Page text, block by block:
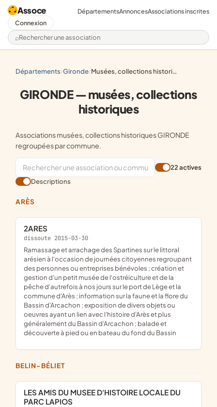
Assoce
Rechercher une association
DépartementsAnnoncesAssociations inscrites
Connexion
départements/ gironde/ musées, collections historiques
GIRONDE — musées, collections
historiques
Associations musées, collections historiques GIRONDE
regroupées par commune.
22 actives
Descriptions
ARÈS
2ARES
dissoute 2015-03-30
ramassage et arrachage des Spartines sur le littoral
arésien à l'occasion de journées citoyennes regroupant
des personnes ou entreprises bénévoles ; création et
gestion d'un petit musée de l'ostréiculture et de la
pêche d'autrefois à nos jours sur le port de Lège et la
commune d'Arès ; information sur la faune et la flore du
Bassin d'Arcachon ; exposition de divers objets ou
oeuvres ayant un lien avec l'histoire d'Arès et plus
généralement du Bassin d'Arcachon ; balade et
découverte à pied ou en bateau du fond du Bassin
BELIN-BÉLIET
LES AMIS DU MUSEE D'HISTOIRE LOCALE DU
PARC LAPIOS